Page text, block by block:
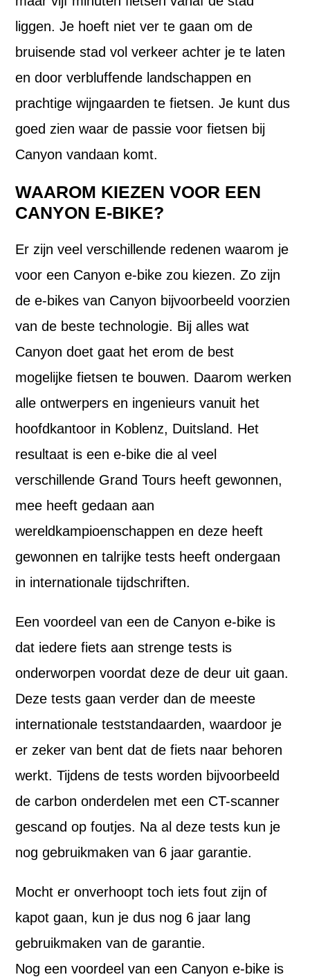
liggen. Je hoeft niet ver te gaan om de
bruisende stad vol verkeer achter je te laten
en door verbluffende landschappen en
prachtige wijngaarden te fietsen. Je kunt dus
goed zien waar de passie voor fietsen bij
Canyon vandaan komt.
WAAROM KIEZEN VOOR EEN
CANYON E-BIKE?
Er zijn veel verschillende redenen waarom je
voor een Canyon e-bike zou kiezen. Zo zijn
de e-bikes van Canyon bijvoorbeeld voorzien
van de beste technologie. Bij alles wat
Canyon doet gaat het erom de best
mogelijke fietsen te bouwen. Daarom werken
alle ontwerpers en ingenieurs vanuit het
hoofdkantoor in Koblenz, Duitsland. Het
resultaat is een e-bike die al veel
verschillende Grand Tours heeft gewonnen,
mee heeft gedaan aan
wereldkampioenschappen en deze heeft
gewonnen en talrijke tests heeft ondergaan
in internationale tijdschriften.
Een voordeel van een de Canyon e-bike is
dat iedere fiets aan strenge tests is
onderworpen voordat deze de deur uit gaan.
Deze tests gaan verder dan de meeste
internationale teststandaarden, waardoor je
er zeker van bent dat de fiets naar behoren
werkt. Tijdens de tests worden bijvoorbeeld
de carbon onderdelen met een CT-scanner
gescand op foutjes. Na al deze tests kun je
nog gebruikmaken van 6 jaar garantie.
Mocht er onverhoopt toch iets fout zijn of
kapot gaan, kun je dus nog 6 jaar lang
gebruikmaken van de garantie.
Nog een voordeel van een Canyon e-bike is